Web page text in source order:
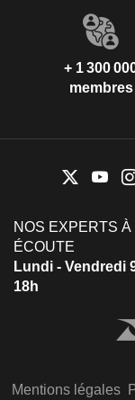
+ 1 300
membres
NOS EXPERTS À
ÉCOUTE
Lundi - Vendredi
18h
Mentions légales